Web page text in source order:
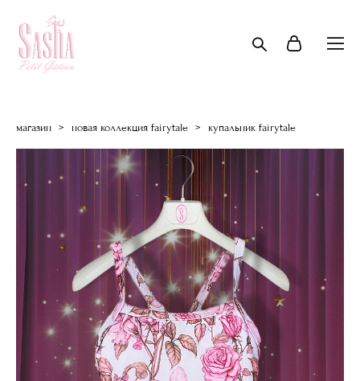
магазин > новая коллекция fairytale > купальник fairytale